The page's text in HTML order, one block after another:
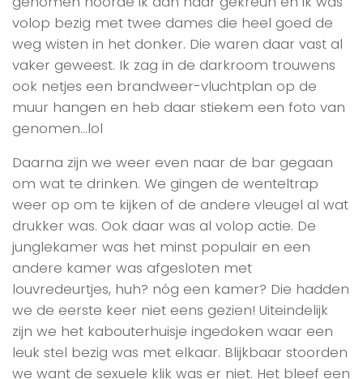
volop bezig met twee dames die heel goed de
weg wisten in het donker. Die waren daar vast al
vaker geweest. Ik zag in de darkroom trouwens
ook netjes een brandweer-vluchtplan op de
muur hangen en heb daar stiekem een foto van
genomen…lol
Daarna zijn we weer even naar de bar gegaan
om wat te drinken. We gingen de wenteltrap
weer op om te kijken of de andere vleugel al wat
drukker was. Ook daar was al volop actie. De
junglekamer was het minst populair en een
andere kamer was afgesloten met
louvredeurtjes, huh? nóg een kamer? Die hadden
we de eerste keer niet eens gezien! Uiteindelijk
zijn we het kabouterhuisje ingedoken waar een
leuk stel bezig was met elkaar. Blijkbaar stoorden
we want de sexuele klik was er niet. Het bleef een